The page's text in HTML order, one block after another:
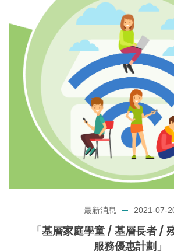
最新消息 2021-07-
「基層家庭學童 / 基層長者 /
服務優惠計劃」